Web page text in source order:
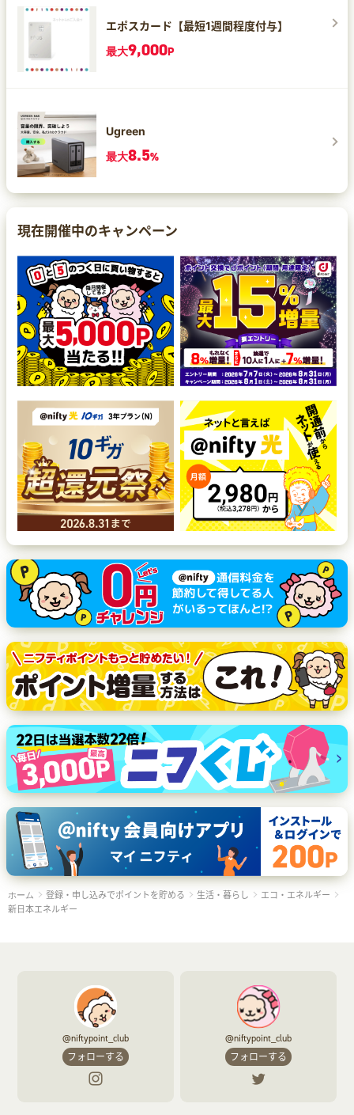
エポスカード【最短1週間程度付与】
最大9,000P
Ugreen
最大8.5%
現在開催中のキャンペーン
ホーム 登録・申し込みでポイントを貯める 生活・暮らし
エコ・エネルギー
新日本エネルギー
@niftypoint_club
フォローする
@niftypoint_club
フォローする